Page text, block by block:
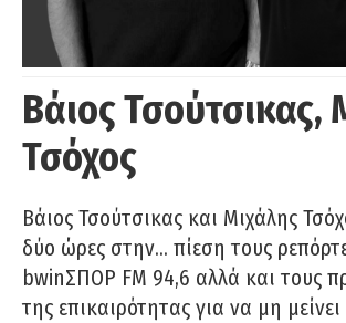
Βάιος Τσούτσικας,
Τσόχος
Βάιος Τσούτσικας και Μιχάλης
δύο ώρες στην… πίεση τους
bwinΣΠΟΡ FM 94,6 αλλά και τους
της επικαιρότητας για να μη